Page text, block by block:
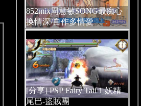
852mix周慧敏SONG最痴心
换情深/自作多情愛
[分享] PSP Fairy Tail 1 妖精
尾巴-盜賊團